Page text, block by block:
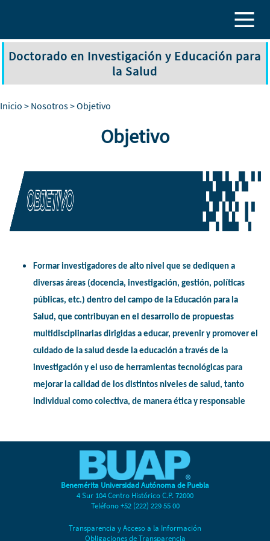
Doctorado en Investigación y Educación para
la Salud
Inicio > Nosotros> Objetivo
Objetivo
Formar investigadores de alto nivel que se dediquen a
diversas áreas (docencia, investigación, gestión, políticas
públicas, etc.) dentro del campo de la Educación para la
Salud, que contribuyan en el desarrollo de propuestas
multidisciplinarias dirigidas a educar, prevenir y promover el
cuidado de la salud desde la educación a través de la
investigación y el uso de herramientas tecnológicas para
mejorar la calidad de los distintos niveles de salud, tanto
individual como colectiva, de manera ética y responsable
Benemérita Universidad Autónoma de Puebla
4 Sur 104 Centro Histórico C.P. 72000
Teléfono +52 (222) 229 55 00
Transparencia y Acceso a la Información
Obligaciones de Transparencia